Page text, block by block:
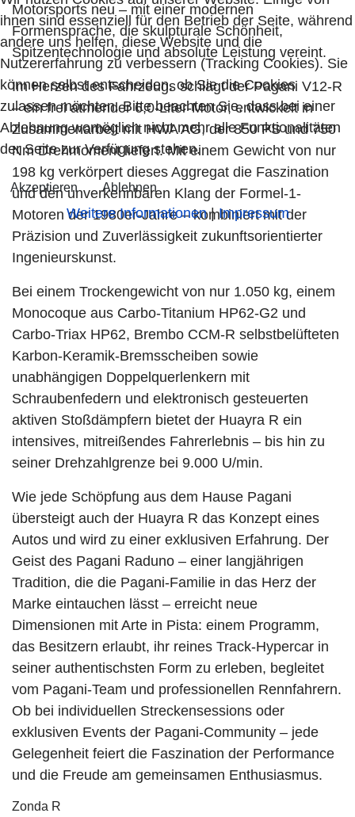
Motorsports neu – mit einer modernen
Formensprache, die skulpturale Schönheit,
Spitzentechnologie und absolute Leistung vereint.
Im Herzen des Fahrzeugs schlägt der Pagani V12-R
– ein frei atmender 6,0-Liter-Motor, entwickelt in
Zusammenarbeit mit HWA AG, der 850 PS und 750
Nm Drehmoment liefert. Mit einem Gewicht von nur
198 kg verkörpert dieses Aggregat die Faszination
und den unverkennbaren Klang der Formel-1-
Motoren der 1980er-Jahre – kombiniert mit der
Präzision und Zuverlässigkeit zukunftsorientierter
Ingenieurskunst.
Bei einem Trockengewicht von nur 1.050 kg, einem
Monocoque aus Carbo-Titanium HP62-G2 und
Carbo-Triax HP62, Brembo CCM-R selbstbelüfteten
Karbon-Keramik-Bremsscheiben sowie
unabhängigen Doppelquerlenkern mit
Schraubenfedern und elektronisch gesteuerten
aktiven Stoßdämpfern bietet der Huayra R ein
intensives, mitreißendes Fahrerlebnis – bis hin zu
seiner Drehzahlgrenze bei 9.000 U/min.
Wie jede Schöpfung aus dem Hause Pagani
übersteigt auch der Huayra R das Konzept eines
Autos und wird zu einer exklusiven Erfahrung. Der
Geist des Pagani Raduno – einer langjährigen
Tradition, die die Pagani-Familie in das Herz der
Marke eintauchen lässt – erreicht neue
Dimensionen mit Arte in Pista: einem Programm,
das Besitzern erlaubt, ihr reines Track-Hypercar in
seiner authentischsten Form zu erleben, begleitet
vom Pagani-Team und professionellen Rennfahrern.
Ob bei individuellen Streckensessions oder
exklusiven Events der Pagani-Community – jede
Gelegenheit feiert die Faszination der Performance
und die Freude am gemeinsamen Enthusiasmus.
Zonda R
ihnen sind essenziell für den Betrieb der Seite, während
andere uns helfen, diese Website und die
Nutzererfahrung zu verbessern (Tracking Cookies). Sie
können selbst entscheiden, ob Sie die Cookies
zulassen möchten. Bitte beachten Sie, dass bei einer
Ablehnung womöglich nicht mehr alle Funktionalitäten
der Seite zur Verfügung stehen.
Akzeptieren Ablehnen
Weitere Informationen|Impressum